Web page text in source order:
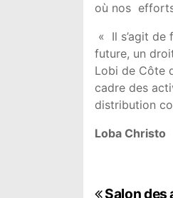
où nos
« Il s’agit de
future, un
Lobi de Côte
cadre des
distribution
Loba Christo
Salon des